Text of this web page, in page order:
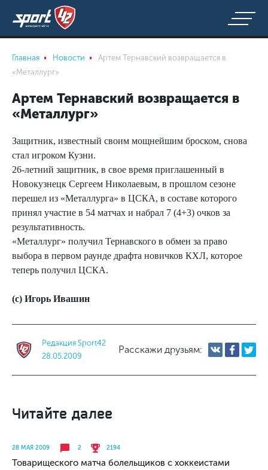
Главная Новости
Артем Тернавский возвращается в
«Металлург»
Артем Тернавский возвращается в
«Металлург»
Защитник, известный своим мощнейшим броском, снова
стал игроком Кузни.
26-летний защитник, в свое время приглашенный в
Новокузнецк Сергеем Николаевым, в прошлом сезоне
перешел из «Металлурга» в ЦСКА, в составе которого
принял участие в 54 матчах и набрал 7 (4+3) очков за
результативность.
«Металлург» получил Тернавского в обмен за право
выбора в первом раунде драфта новичков КХЛ, которое
теперь получил ЦСКА.
(с) Игорь Ивашин
Редакция Sport42
28.05.2009
Расскажи друзьям:
Читайте далее
28 МАЯ 2009 2 2194
Товарищеского матча болельщиков с хоккеистами